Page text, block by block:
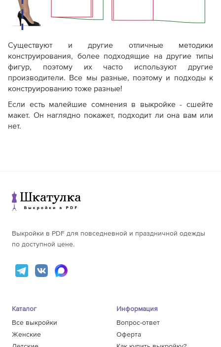
Существуют и другие отличные методики
конструирования, более подходящие на другие типы
фигур, поэтому их часто используют другие
производители. Все мы разные, поэтому и подходы к
конструированию тоже разные!
Если есть малейшие сомнения в выкройке - сшейте
макет. Он наглядно покажет, подходит ли она вам или
нет.
Выкройки в PDF для повседневной и праздничной одежды
по доступной цене.
Каталог
Все выкройки
Женские
Информация
Вопрос-ответ
Оферта